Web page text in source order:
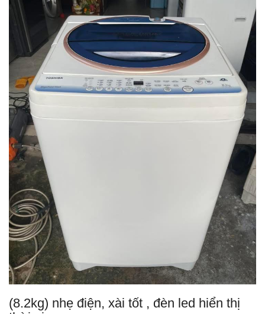
(8.2kg) nhẹ điện, xài tốt , đèn led hiển thị